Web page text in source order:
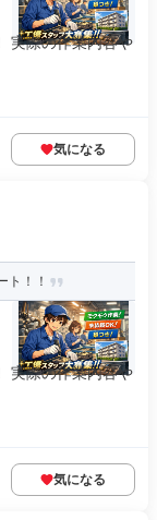
実際の作業内容や
気になる
ト！！
実際の作業内容や
気になる